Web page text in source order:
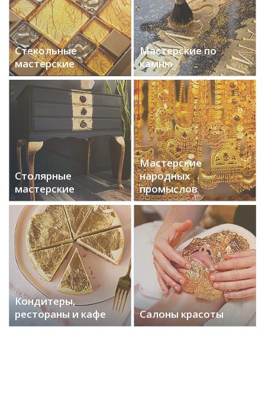
Стекольные
мастерские
Мастерские по
камню
Столярные
мастерские
Мастерские
народных
промыслов
Кондитеры,
рестораны и кафе
Салоны красоты